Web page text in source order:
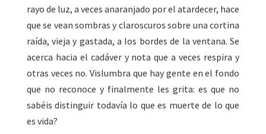
rayo de luz, a veces anaranjado por el atardecer, hace
que se vean sombras y claroscuros sobre una cortina
raída, vieja y gastada, a los bordes de la ventana. Se
acerca hacia el cadáver y nota que a veces respira y
otras veces no. Vislumbra que hay gente en el fondo
que no reconoce y finalmente les grita: es que no
sabéis distinguir todavía lo que es muerte de lo que
es vida?